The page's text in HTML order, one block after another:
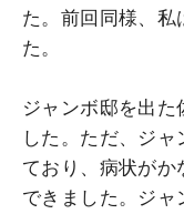
た。前回同様、私
た。
ジャンボ邸を出
した。ただ、ジ
ており、病状が
できました。ジ